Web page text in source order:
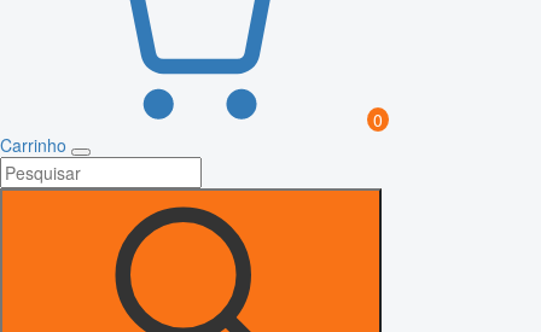
0
Carrinho